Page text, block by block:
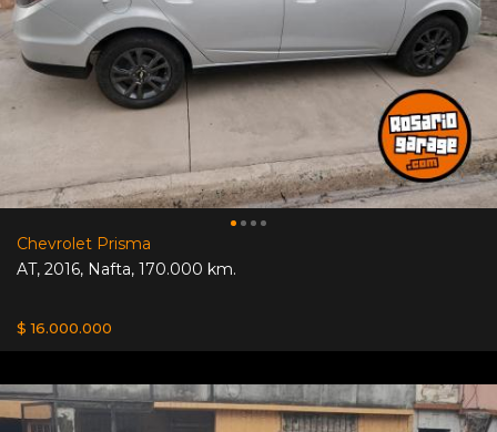
Chevrolet Prisma
AT, 2016, Nafta, 170.000 km.
$ 16.000.000